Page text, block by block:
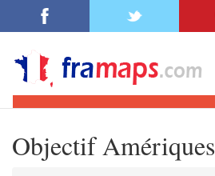
Objectif Amériques